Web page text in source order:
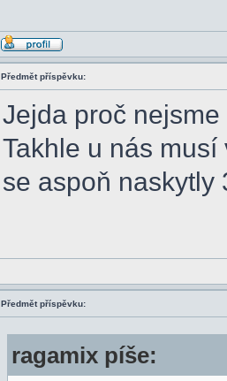
Předmět příspěvku:
Jejda proč
Takhle u nás
se aspoň
Předmět příspěvku:
ragamix píše: